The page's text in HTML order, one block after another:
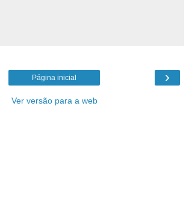
›
Página inicial
Ver versão para a web